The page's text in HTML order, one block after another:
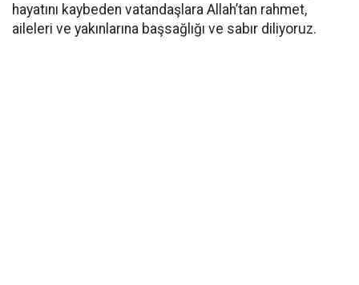
hayatını kaybeden vatandaşlara Allah’tan rahmet,
aileleri ve yakınlarına başsağlığı ve sabır diliyoruz.